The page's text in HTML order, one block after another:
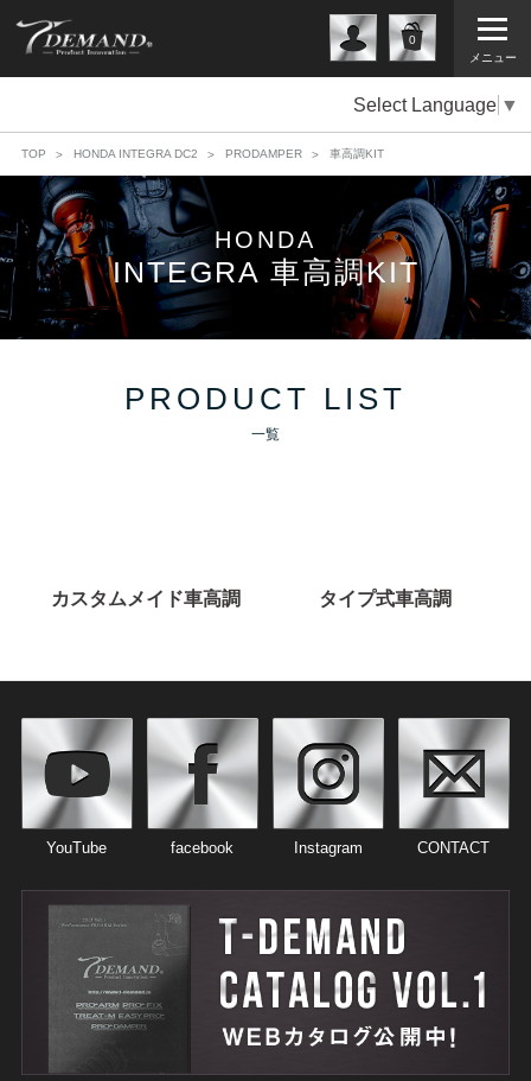
メニュー
0
Select Language ▼
TOP HONDA INTEGRA DC2 PRODAMPER 車高調KIT
HONDA
INTEGRA 車高調KIT
PRODUCT LIST
一覧
カスタムメイド車高調 タイプ式車高調
YouTube facebook Instagram CONTACT